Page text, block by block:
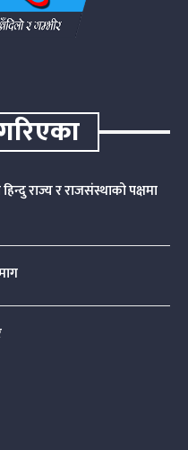
राज्य र राजसंस्थाको पक्षमा